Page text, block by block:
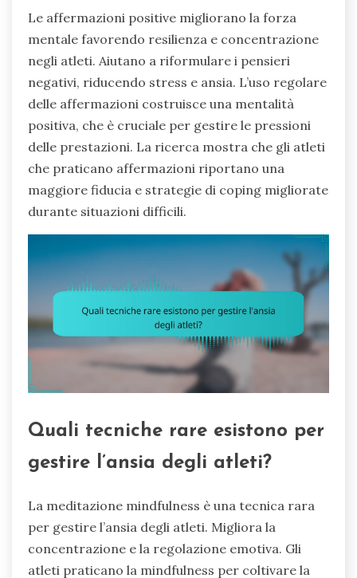
Le affermazioni positive migliorano la forza
mentale favorendo resilienza e concentrazione
negli atleti. Aiutano a riformulare i pensieri
negativi, riducendo stress e ansia. L’uso regolare
delle affermazioni costruisce una mentalità
positiva, che è cruciale per gestire le pressioni
delle prestazioni. La ricerca mostra che gli atleti
che praticano affermazioni riportano una
maggiore fiducia e strategie di coping migliorate
durante situazioni difficili.
Quali tecniche rare esistono per
gestire l’ansia degli atleti?
La meditazione mindfulness è una tecnica rara
per gestire l’ansia degli atleti. Migliora la
concentrazione e la regolazione emotiva. Gli
atleti praticano la mindfulness per coltivare la